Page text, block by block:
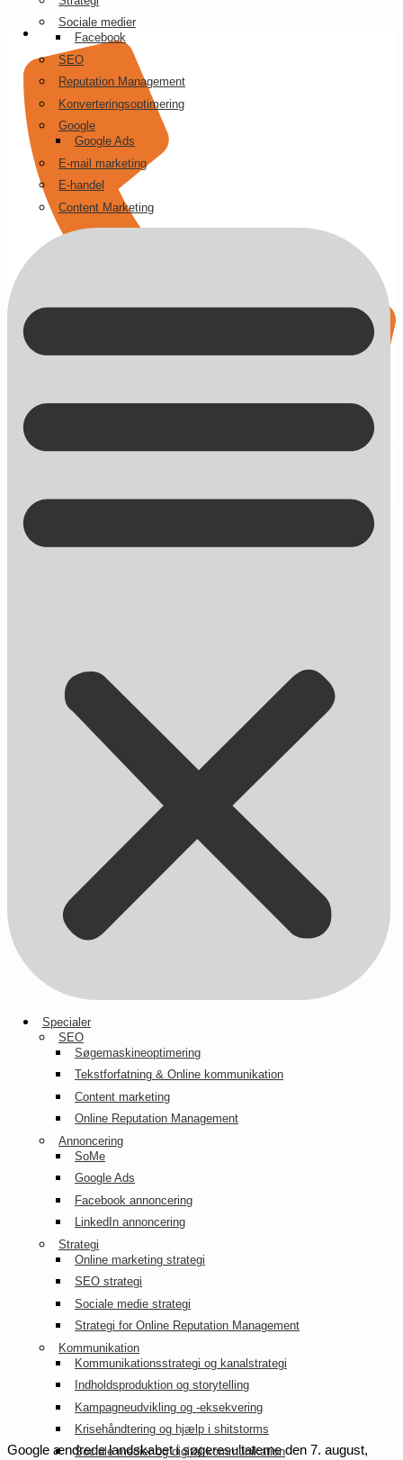
Kontakt på +45 70 13 63 23
Sociale medier
Facebook
SEO
Reputation Management
Konverteringsoptimering
Google
Google Ads
E-mail marketing
E-handel
Content Marketing
Specialer
SEO
Søgemaskineoptimering
Tekstforfatning & Online kommunikation
Content marketing
Online Reputation Management
Annoncering
SoMe
Google Ads
Facebook annoncering
LinkedIn annoncering
Strategi
Online marketing strategi
SEO strategi
Sociale medie strategi
Strategi for Online Reputation Management
Kommunikation
Kommunikationsstrategi og kanalstrategi
Indholdsproduktion og storytelling
Kampagneudvikling og -eksekvering
Krisehåndtering og hjælp i shitstorms
Sociale medier og digital kommunikation
Fra 7 til 3 lokale søgeresultater i
Google ændrede landskabet i søgeresultaterne den 7. august,